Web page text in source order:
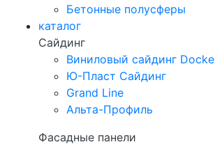
Бетонные полусферы
каталог
Сайдинг
Виниловый сайдинг Docke
Ю-Пласт Сайдинг
Grand Line
Альта-Профиль
Фасадные панели